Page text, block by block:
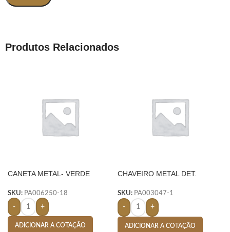
Produtos Relacionados
CANETA METAL- VERDE
SKU: PA006250-18
- +
ADICIONAR A COTAÇÃO
CHAVEIRO METAL DET.
SKU: PA003047-1
- +
ADICIONAR A COTAÇÃO